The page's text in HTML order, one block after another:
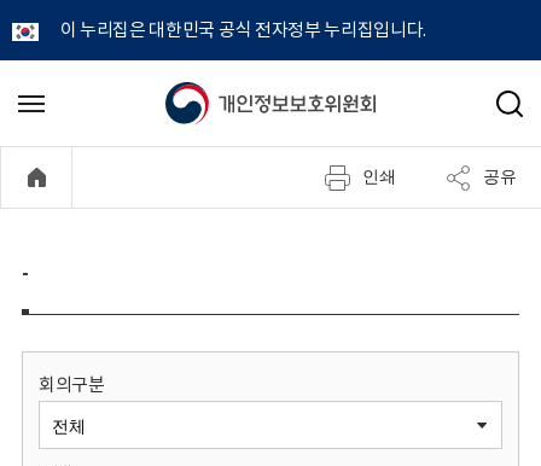
이 누리집은 대한민국 공식 전자정부 누리집입니다.
개
정
보
메
기
검
인쇄 공유
-
회의구분